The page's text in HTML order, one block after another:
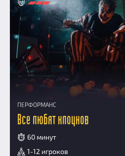
ПЕРФОРМАНС
Все любят клоунов
60 минут
1-12 игроков